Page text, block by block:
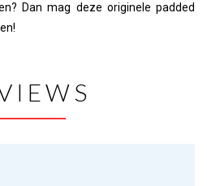
Dan mag deze originele padded